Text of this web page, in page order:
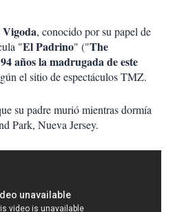
, conocido por su papel de
"El Padrino" ("The
años la madrugada de este
el sitio de espectáculos TMZ.
su padre murió mientras dormía
Park, Nueva Jersey.